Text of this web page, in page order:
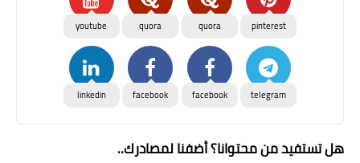
pinterest
quora
quora
youtube
telegram
facebook
facebook
linkedin
هل تستفيد من محتوانا؟ أضفنا لمصادرك..